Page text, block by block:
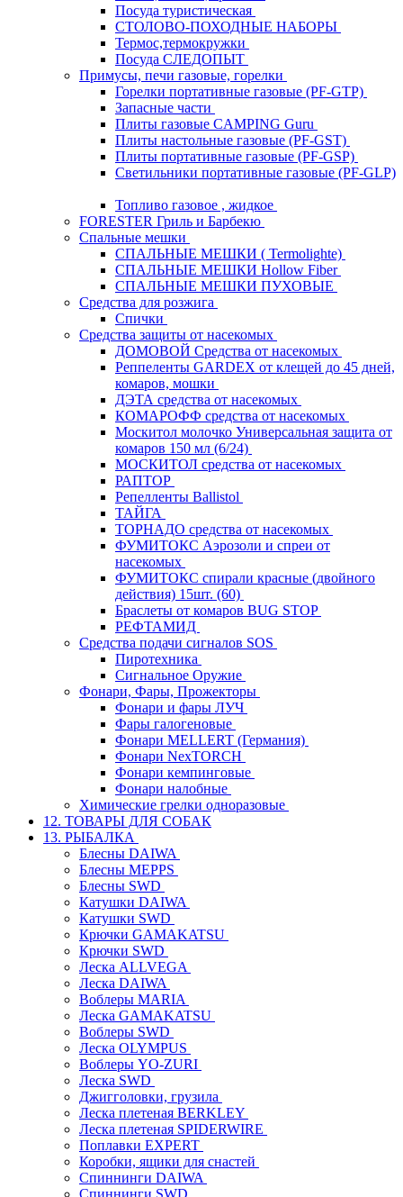
Посуда туристическая
СТОЛОВО-ПОХОДНЫЕ НАБОРЫ
Термос,термокружки
Посуда СЛЕДОПЫТ
Примусы, печи газовые, горелки
Горелки портативные газовые (PF-GTP)
Запасные части
Плиты газовые CAMPING Guru
Плиты настольные газовые (PF-GST)
Плиты портативные газовые (PF-GSP)
Светильники портативные газовые (PF-GLP)
Топливо газовое , жидкое
FORESTER Гриль и Барбекю
Спальные мешки
СПАЛЬНЫЕ МЕШКИ ( Termolighte)
СПАЛЬНЫЕ МЕШКИ Hollow Fiber
СПАЛЬНЫЕ МЕШКИ ПУХОВЫЕ
Средства для розжига
Спички
Средства защиты от насекомых
ДОМОВОЙ Средства от насекомых
Реппеленты GARDEX от клещей до 45 дней,
комаров, мошки
ДЭТА средства от насекомых
КОМАРОФФ средства от насекомых
Москитол молочко Универсальная защита от
комаров 150 мл (6/24)
МОСКИТОЛ средства от насекомых
РАПТОР
Репелленты Ballistol
ТАЙГА
ТОРНАДО средства от насекомых
ФУМИТОКС Аэрозоли и спреи от
насекомых
ФУМИТОКС спирали красные (двойного
действия) 15шт. (60)
Браслеты от комаров BUG STOP
РЕФТАМИД
Средства подачи сигналов SOS
Пиротехника
Сигнальное Оружие
Фонари, Фары, Прожекторы
Фонари и фары ЛУЧ
Фары галогеновые
Фонари MELLERT (Германия)
Фонари NexTORCH
Фонари кемпинговые
Фонари налобные
Химические грелки одноразовые
12. ТОВАРЫ ДЛЯ СОБАК
13. РЫБАЛКА
Блесны DAIWA
Блесны MEPPS
Блесны SWD
Катушки DAIWA
Катушки SWD
Крючки GAMAKATSU
Крючки SWD
Леска ALLVEGA
Леска DAIWA
Воблеры MARIA
Леска GAMAKATSU
Воблеры SWD
Леска OLYMPUS
Воблеры YO-ZURI
Леска SWD
Джигголовки, грузила
Леска плетеная BERKLEY
Леска плетеная SPIDERWIRE
Поплавки EXPERT
Коробки, ящики для снастей
Спиннинги DAIWA
Спиннинги SWD